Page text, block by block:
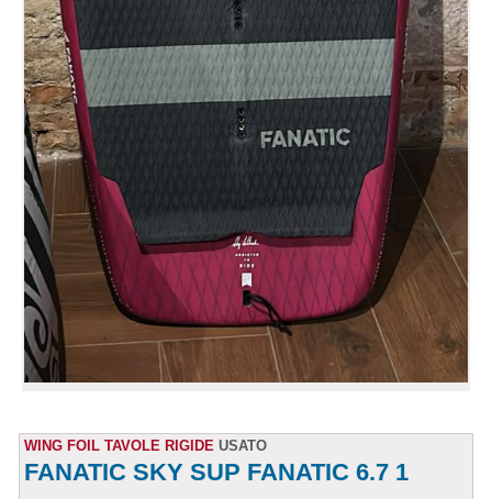
WING FOIL TAVOLE RIGIDE USATO
FANATIC SKY SUP FANATIC 6.7 1